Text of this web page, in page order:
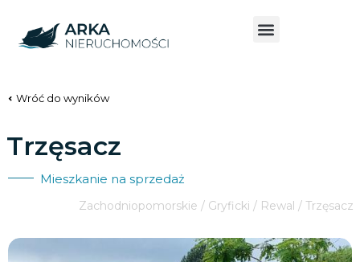
Wróć do wyników
Trzęsacz
Mieszkanie na sprzedaż
Zachodniopomorskie / Gryficki / Rewal / Trzęsacz